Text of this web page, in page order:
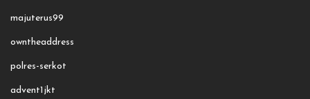
majuterus99
owntheaddress
polres-serkot
advent1jkt